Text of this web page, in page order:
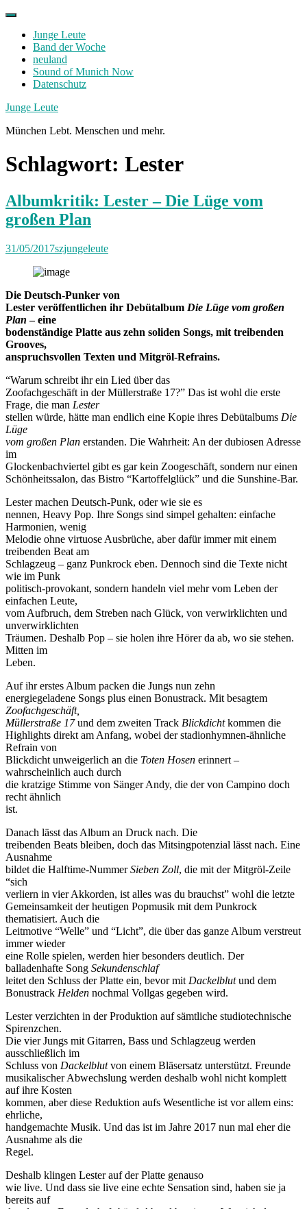
Skip
contentJunge Leute
Band der Woche
neuland
Sound of Munich Now
Datenschutz
Facebook
Twitter
Instagram
Junge Leute
München Lebt. Menschen und mehr.
Schlagwort: Lester
Albumkritik: Lester – Die Lüge vom
großen Plan
31/05/2017szjungeleute
Die Deutsch-Punker von
Lester veröffentlichen ihr Debütalbum Die Lüge vom großen
Plan – eine
bodenständige Platte aus zehn soliden Songs, mit treibenden
Grooves,
anspruchsvollen Texten und Mitgröl-Refrains.
“Warum schreibt ihr ein Lied über das
Zoofachgeschäft in der Müllerstraße 17?” Das ist wohl die erste
Frage, die man Lester
stellen würde, hätte man endlich eine Kopie ihres Debütalbums Die
Lüge
vom großen Plan erstanden. Die Wahrheit: An der dubiosen Adresse
im
Glockenbachviertel gibt es gar kein Zoogeschäft, sondern nur einen
Schönheitssalon, das Bistro “Kartoffelglück” und die Sunshine-Bar.
Lester machen Deutsch-Punk, oder wie sie es
nennen, Heavy Pop. Ihre Songs sind simpel gehalten: einfache
Harmonien, wenig
Melodie ohne virtuose Ausbrüche, aber dafür immer mit einem
treibenden Beat am
Schlagzeug – ganz Punkrock eben. Dennoch sind die Texte nicht
wie im Punk
politisch-provokant, sondern handeln viel mehr vom Leben der
einfachen Leute,
vom Aufbruch, dem Streben nach Glück, von verwirklichten und
unverwirklichten
Träumen. Deshalb Pop – sie holen ihre Hörer da ab, wo sie stehen.
Mitten im
Leben.
Auf ihr erstes Album packen die Jungs nun zehn
energiegeladene Songs plus einen Bonustrack. Mit besagtem
Zoofachgeschäft,
Müllerstraße 17und dem zweiten Track Blickdichtkommen die
Highlights direkt am Anfang, wobei der stadionhymnen-ähnliche
Refrain von
Blickdicht unweigerlich an die Toten Hosen erinnert –
wahrscheinlich auch durch
die kratzige Stimme von Sänger Andy, die der von Campino doch
recht ähnlich
ist.
Danach lässt das Album an Druck nach. Die
treibenden Beats bleiben, doch das Mitsingpotenzial lässt nach. Eine
Ausnahme
bildet die Halftime-NummerSieben Zoll, die mit der Mitgröl-Zeile
“sich
verliern in vier Akkorden, ist alles was du brauchst” wohl die letzte
Gemeinsamkeit der heutigen Popmusik mit dem Punkrock
thematisiert. Auch die
Leitmotive “Welle” und “Licht”, die über das ganze Album verstreut
immer wieder
eine Rolle spielen, werden hier besonders deutlich. Der
balladenhafte Song Sekundenschlaf
leitet den Schluss der Platte ein, bevor mit Dackelblutund dem
Bonustrack Helden nochmal Vollgas gegeben wird.
Lester verzichten in der Produktion auf sämtliche studiotechnische
Spirenzchen.
Die vier Jungs mit Gitarren, Bass und Schlagzeug werden
ausschließlich im
Schluss von Dackelblutvon einem Bläsersatz unterstützt. Freunde
musikalischer Abwechslung werden deshalb wohl nicht komplett
auf ihre Kosten
kommen, aber diese Reduktion aufs Wesentliche ist vor allem eins:
ehrliche,
handgemachte Musik. Und das ist im Jahre 2017 nun mal eher die
Ausnahme als die
Regel.
Deshalb klingen Lester auf der Platte genauso
wie live. Und dass sie live eine echte Sensation sind, haben sie ja
bereits auf